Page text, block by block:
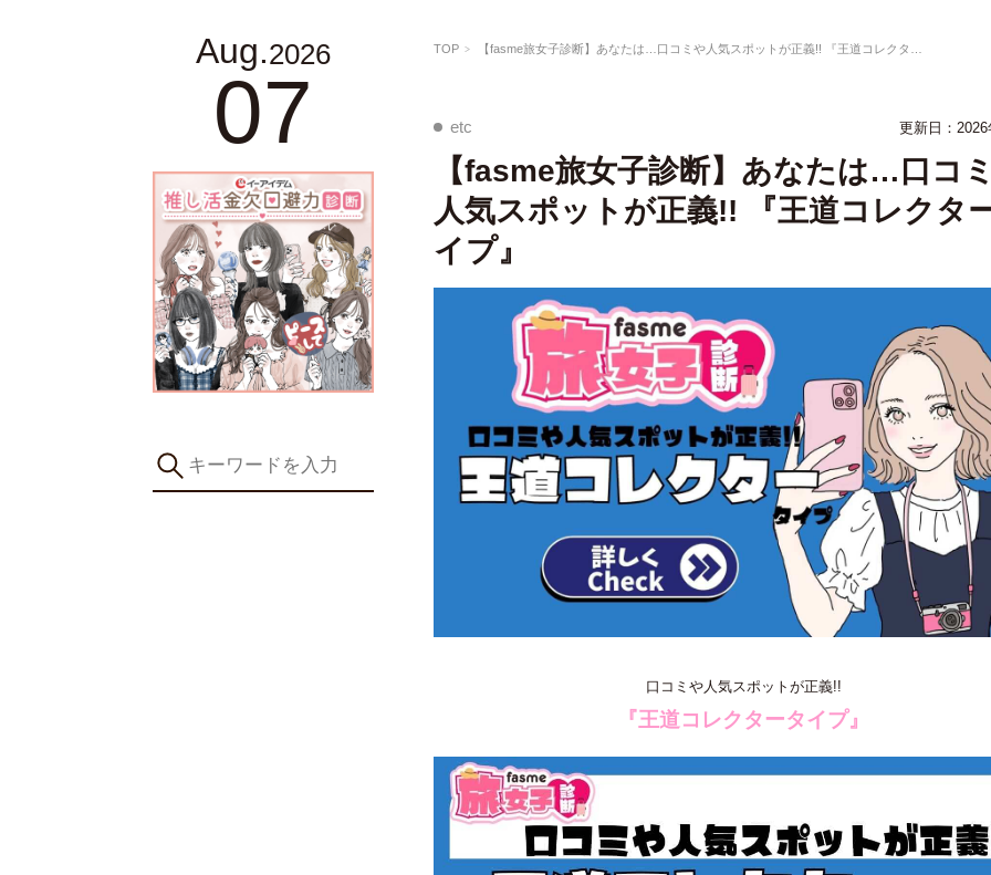
Aug.2026
07
TOP 【fasme旅女子診断】あなたは…口コミや人気スポットが正義!! 『王道コレクタータイプ』
etc 更新日：
【fasme旅女子診断】あなたは…口コ
人気スポットが正義!! 『王道コレクタ
イプ』
口コミや人気スポットが正義!!
『王道コレクタータイプ』